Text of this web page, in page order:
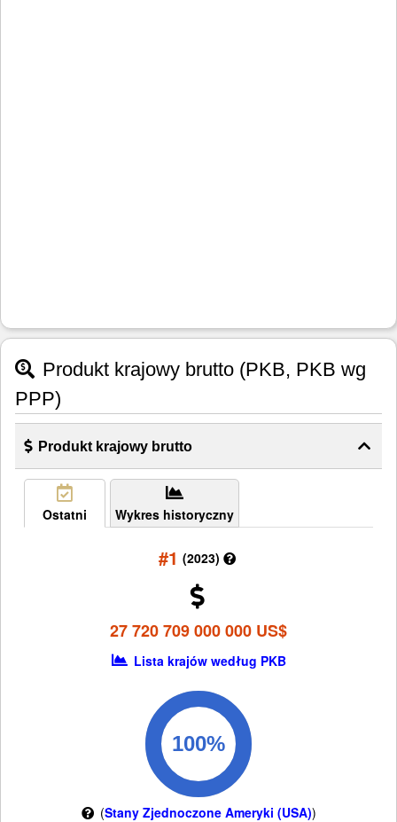
Produkt krajowy brutto (PKB, PKB wg
PPP)
Produkt krajowy brutto
Ostatni Wykres historyczny
#1 (2023)
27 720 709 000 000 US$
Lista krajów według PKB
(Stany Zjednoczone Ameryki (USA))